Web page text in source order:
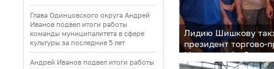
Глава Одинцовского округа Андрей
Иванов подвел итоги работы
команды муниципалитета в сфере
культуры за последние 5 лет
Андрей Иванов подвел итоги работы
Лидию Шишкову
президент
Московской